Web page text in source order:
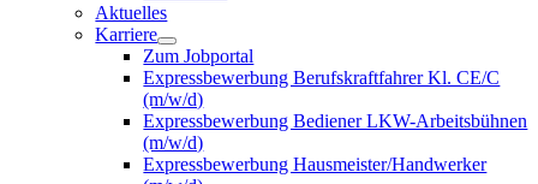
Aktuelles
Karriere
Zum Jobportal
Expressbewerbung Berufskraftfahrer Kl. CE/C
(m/w/d)
Expressbewerbung Bediener LKW-Arbeitsbühnen
(m/w/d)
Expressbewerbung Hausmeister/Handwerker